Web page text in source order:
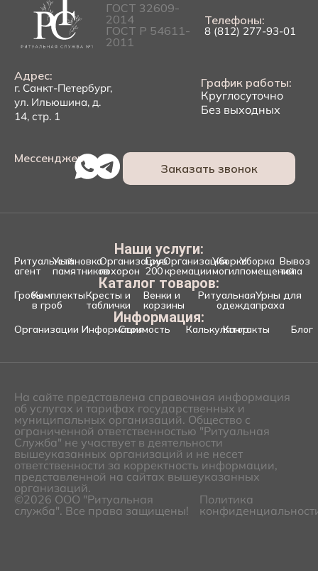
ГОСТ 32609-
2014
ГОСТ Р 54611-
2011
Телефоны:
8 (812) 277-93-01
Адрес:
г. Санкт-Петербург,
ул. Ильюшина, д.
14, стр. 1
График работы:
Круглосуточно
Без выходных
Мессенджеры:
Заказать звонок
Наши услуги:
Ритуальный
агент
Установка
памятников
Организация
похорон
Груз
200
Организация
кремации
Уборка
могил
Уборка
помещений
Вывоз
тела
Каталог товаров:
ГробыКомплекты
в гроб
Кресты и
таблички
Венки и
корзины
Ритуальная
одежда
Урны для
праха
Информация:
Организации ИнформацияСтоимость Калькулятор
Контакты Блог
На сайте представлена справочная информация
об услугах и тарифах государственных и
муниципальных организаций. Общество с
ограниченной ответственностью "Ритуальная
Служба" не участвует в деятельности
вышеуказанных организаций и не несет
ответственности за корректность информации,
представленной на сайтах вышеуказанных
организаций.
©2026 ООО "Ритуальная
служба". Все права защищены!
Политика